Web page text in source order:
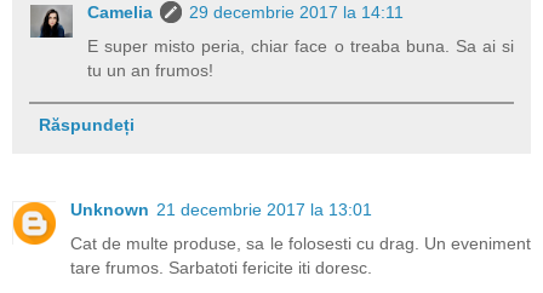
Camelia
29 decembrie 2017 la 14:11
E super misto peria, chiar face o treaba buna. Sa ai si
tu un an frumos!
Răspundeți
Unknown 21 decembrie 2017 la 13:01
Cat de multe produse, sa le folosesti cu drag. Un eveniment
tare frumos. Sarbatoti fericite iti doresc.